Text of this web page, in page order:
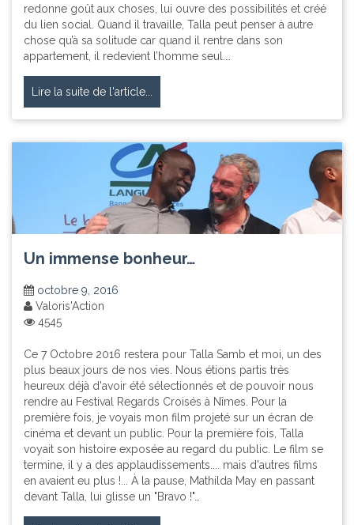
redonne goût aux choses, lui ouvre des possibilités et créé
du lien social. Quand il travaille, Talla peut penser à autre
chose qu’à sa solitude car quand il rentre dans son
appartement, il redevient l’homme seul.…
Lire la suite de l'article...
Un immense bonheur…
octobre 9, 2016
Valoris'Action
4545
Ce 7 Octobre 2016 restera pour Talla Samb et moi, un des
plus beaux jours de nos vies. Nous étions partis très
heureux déjà d'avoir été sélectionnés et de pouvoir nous
rendre au Festival Regards Croisés à Nîmes. Pour la
première fois, je voyais mon film projeté sur un écran de
cinéma et devant un public. Pour la première fois, Talla
voyait son histoire exposée au regard du public. Le film se
termine, il y a des applaudissements.... mais d'autres films
en avaient eu plus !... À la pause, Mathilda May en passant
devant Talla, lui glisse un "Bravo !"…